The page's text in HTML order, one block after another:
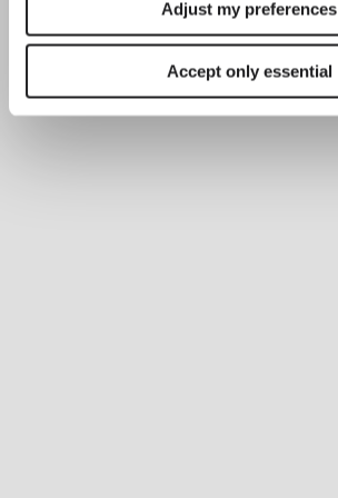
Adjust my preferences
Accept only essential